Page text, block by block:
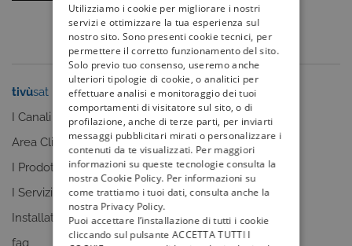
tivùsat
I Canali
Area Clienti
I Prodotti
I Servizi
Installatori
faq
tivùla guida
I programmi
I canali
La Guida +
faq
Utilizziamo i cookie per migliorare i nostri
servizi e ottimizzare la tua esperienza sul
nostro sito. Sono presenti cookie tecnici, per
permettere il corretto funzionamento del sito.
Solo previo tuo consenso, useremo anche
ulteriori tipologie di cookie, o analitici per
effettuare analisi e monitoraggio dei tuoi
comportamenti di visitatore sul sito, o di
profilazione, anche di terze parti, per inviarti
messaggi pubblicitari mirati o personalizzare i
contenuti da te visualizzati. Per maggiori
informazioni su queste tecnologie consulta la
nostra Cookie Policy. Per informazioni su
come trattiamo i tuoi dati, consulta anche la
nostra Privacy Policy.
Puoi accettare l’installazione di tutti i cookie
cliccando sul pulsante ACCETTA TUTTI I